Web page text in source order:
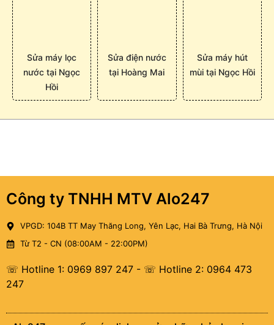
Sửa máy lọc
nước tại Ngọc
Hồi
Sửa điện nước
tại Hoàng Mai
Sửa máy hút
mùi tại Ngọc Hồi
Công ty TNHH MTV Alo247
VPGD: 104B TT May Thăng Long, Yên Lạc, Hai Bà Trưng, Hà Nội
Từ T2 - CN (08:00AM - 22:00PM)
☏ Hotline 1: 0969 897 247 - ☏ Hotline 2: 0964 473
247